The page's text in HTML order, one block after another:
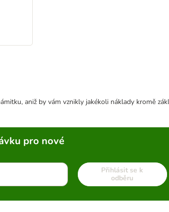
aniž by vám vznikly jakékoli náklady kromě
pro nové
Přihlásit se k
odběru